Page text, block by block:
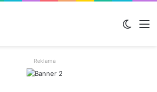
Reklama